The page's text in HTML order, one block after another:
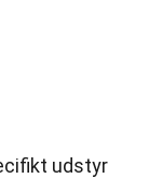
udstyr